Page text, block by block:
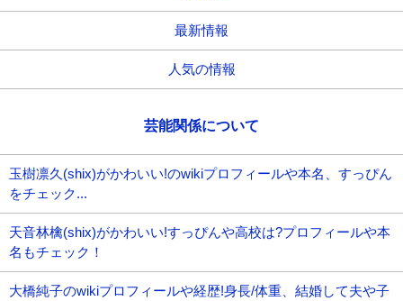
最新情報
人気の情報
芸能関係について
玉樹凛久(shix)がかわいい!のwikiプロフィールや本名、すっぴん
をチェック...
天音林檎(shix)がかわいい!すっぴんや高校は?プロフィールや本
名もチェック！
大橋純子のwikiプロフィールや経歴!身長/体重、結婚して夫や子